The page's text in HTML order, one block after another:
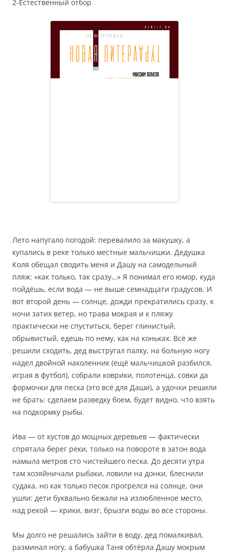
2-Естественный отбор
Лето напугало погодой: перевалило за макушку, а
купались в реке только местные мальчишки. Дедушка
Коля обещал сводить меня и Дашу на самодельный
пляж: «как только, так сразу…» Я понимал его юмор, куда
пойдёшь, если вода — не выше семнадцати градусов. И
вот второй день — солнце, дожди прекратились сразу, к
ночи затих ветер, но трава мокрая и к пляжу
практически не спуститься, берег глинистый,
обрывистый, едешь по нему, как на коньках. Всё же
решили сходить, дед выстругал палку, на больную ногу
надел двойной наколенник (ещё мальчишкой разбился,
играя в футбол), собрали коврики, полотенца, совки да
формочки для песка (это всё для Даши), а удочки решили
не брать: сделаем разведку боем, будет видно, что взять
на подкормку рыбы.
Ива — от кустов до мощных деревьев — фактически
спрятала берег реки, только на повороте в затон вода
намыла метров сто чистейшего песка. До десяти утра
там хозяйничали рыбаки, ловили на донки, блеснили
судака, но как только песок прогрелся на солнце, они
ушли: дети буквально бежали на излюбленное место,
над рекой — крики, визг, брызги воды во все стороны.
Мы долго не решались зайти в воду, дед помалкивал,
разминал ногу, а бабушка Таня обтёрла Дашу мокрым